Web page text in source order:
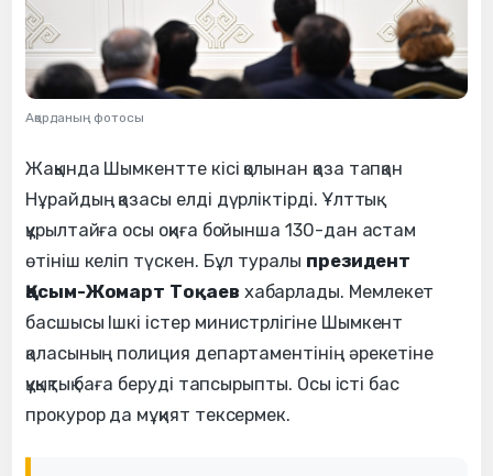
Ақорданың фотосы
Жақында Шымкентте кісі қолынан қаза тапқан
Нұрайдың қазасы елді дүрліктірді. Ұлттық
құрылтайға осы оқиға бойынша 130-дан астам
өтініш келіп түскен. Бұл туралы президент
Қасым-Жомарт Тоқаев хабарлады. Мемлекет
басшысы Ішкі істер министрлігіне Шымкент
қаласының полиция департаментінің әрекетіне
құқықтық баға беруді тапсырыпты. Осы істі бас
прокурор да мұқият тексермек.